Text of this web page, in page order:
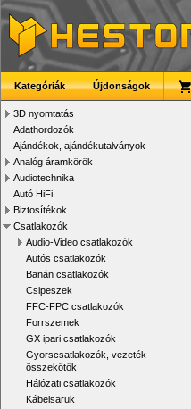
Kategóriák Újdonságok
3D nyomtatás
Adathordozók
Ajándékok, ajándékutalványok
Analóg áramkörök
Audiotechnika
Autó HiFi
Biztosítékok
Csatlakozók
Audio-Video csatlakozók
Autós csatlakozók
Banán csatlakozók
Csipeszek
FFC-FPC csatlakozók
Forrszemek
GX ipari csatlakozók
Gyorscsatlakozók, vezeték
összekötők
Hálózati csatlakozók
Kábelsaruk